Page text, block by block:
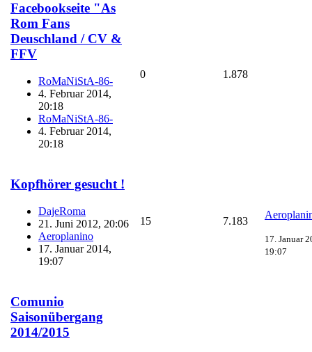
Facebookseite "As
Rom Fans
Deuschland / CV &
FFV
RoMaNiStA-86-
4. Februar 2014,
20:18
RoMaNiStA-86-
4. Februar 2014,
20:18
0 1.878
Kopfhörer gesucht !
DajeRoma
21. Juni 2012, 20:06
Aeroplanino
17. Januar 2014,
19:07
15 7.183
17. Januar
19:07
Comunio
Saisonübergang
2014/2015